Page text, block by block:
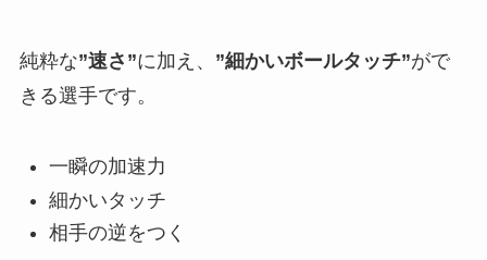
純粋な”速さ”に加え、 ”細かいボールタッチ”がで
きる選手です。
一瞬の加速力
細かいタッチ
相手の逆をつく